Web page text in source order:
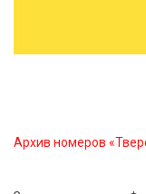
Архив номеров